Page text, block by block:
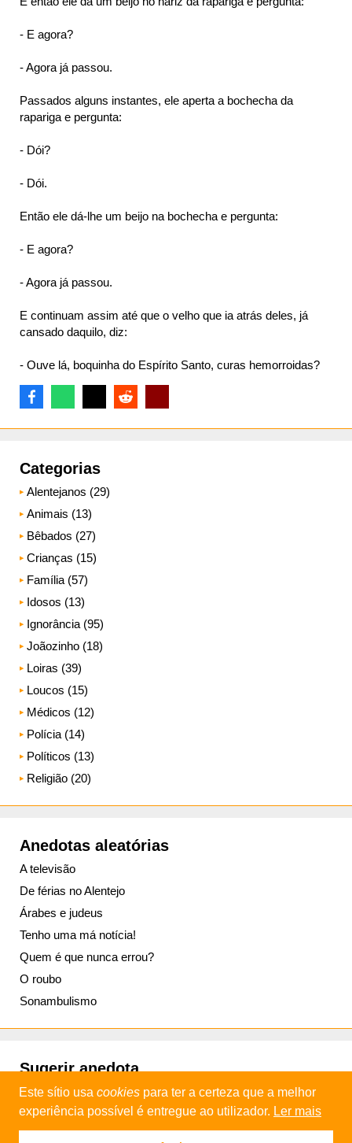
- E agora?
- Agora já passou.
Passados alguns instantes, ele aperta a bochecha da
rapariga e pergunta:
- Dói?
- Dói.
Então ele dá-lhe um beijo na bochecha e pergunta:
- E agora?
- Agora já passou.
E continuam assim até que o velho que ia atrás deles, já
cansado daquilo, diz:
- Ouve lá, boquinha do Espírito Santo, curas hemorroidas?
Categorias
Alentejanos (29)
Animais (13)
Bêbados (27)
Crianças (15)
Família (57)
Idosos (13)
Ignorância (95)
Joãozinho (18)
Loiras (39)
Loucos (15)
Médicos (12)
Polícia (14)
Políticos (13)
Religião (20)
Anedotas aleatórias
A televisão
De férias no Alentejo
Árabes e judeus
Tenho uma má notícia!
Quem é que nunca errou?
O roubo
Sonambulismo
Sugerir anedota
© 2013 - 2026Daniel Industries
Este sítio usa cookies para ter a certeza que a melhor
experiência possível é entregue ao utilizador. Ler mais